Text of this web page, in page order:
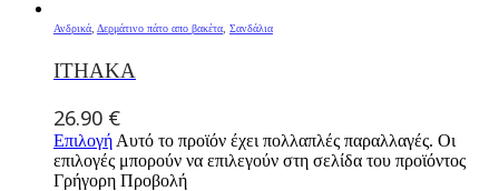
Ανδρικά, Δερμάτινο πάτο απο βακέτα, Σανδάλια
ITHAKA
26.90 €
Επιλογή Αυτό το προϊόν έχει πολλαπλές παραλλαγές. Οι
επιλογές μπορούν να επιλεγούν στη σελίδα του προϊόντος
Γρήγορη Προβολή